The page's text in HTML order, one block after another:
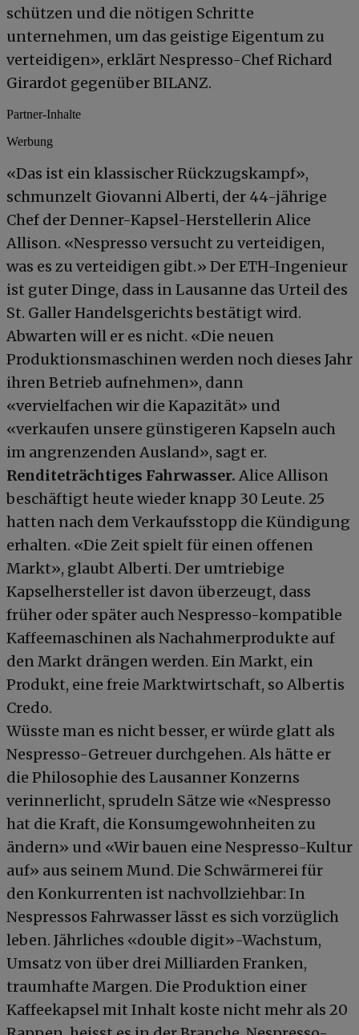
schützen und die nötigen Schritte
unternehmen, um das geistige Eigentum zu
verteidigen», erklärt Nespresso-Chef Richard
Girardot gegenüber BILANZ.
Partner-Inhalte
Werbung
«Das ist ein klassischer Rückzugskampf»,
schmunzelt Giovanni Alberti, der 44-jährige
Chef der Denner-Kapsel-Herstellerin Alice
Allison. «Nespresso versucht zu verteidigen,
was es zu verteidigen gibt.» Der ETH-Ingenieur
ist guter Dinge, dass in Lausanne das Urteil des
St. Galler Handelsgerichts bestätigt wird.
Abwarten will er es nicht. «Die neuen
Produktionsmaschinen werden noch dieses Jahr
ihren Betrieb aufnehmen», dann
«vervielfachen wir die Kapazität» und
«verkaufen unsere günstigeren Kapseln auch
im angrenzenden Ausland», sagt er.
Renditeträchtiges Fahrwasser. Alice Allison
beschäftigt heute wieder knapp 30 Leute. 25
hatten nach dem Verkaufsstopp die Kündigung
erhalten. «Die Zeit spielt für einen offenen
Markt», glaubt Alberti. Der umtriebige
Kapselhersteller ist davon überzeugt, dass
früher oder später auch Nespresso-kompatible
Kaffeemaschinen als Nachahmerprodukte auf
den Markt drängen werden. Ein Markt, ein
Produkt, eine freie Marktwirtschaft, so Albertis
Credo.
Wüsste man es nicht besser, er würde glatt als
Nespresso-Getreuer durchgehen. Als hätte er
die Philosophie des Lausanner Konzerns
verinnerlicht, sprudeln Sätze wie «Nespresso
hat die Kraft, die Konsumgewohnheiten zu
ändern» und «Wir bauen eine Nespresso-Kultur
auf» aus seinem Mund. Die Schwärmerei für
den Konkurrenten ist nachvollziehbar: In
Nespressos Fahrwasser lässt es sich vorzüglich
leben. Jährliches «double digit»-Wachstum,
Umsatz von über drei Milliarden Franken,
traumhafte Margen. Die Produktion einer
Kaffeekapsel mit Inhalt koste nicht mehr als 20